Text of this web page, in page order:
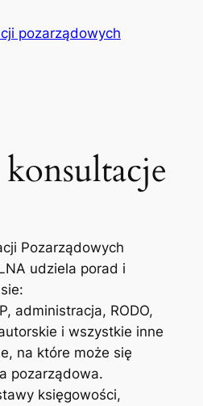
pozarządowych
Pozarządowych
udziela porad i
administracja, RODO,
i wszystkie inne
na które może się
pozarządowa.
księgowości,